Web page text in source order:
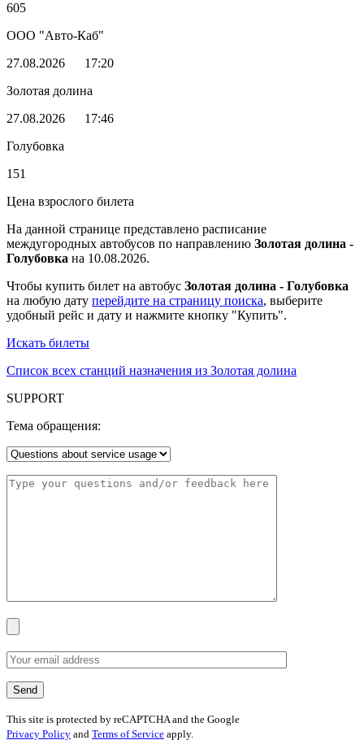
605
ООО "Авто-Каб"
27.08.2026
17:20
Золотая долина
27.08.2026
17:46
Голубовка
151
Цена взрослого билета
На данной странице представлено расписание
междугородных автобусов по направлению Золотая долина -
Голубовка на 10.08.2026.
Чтобы купить билет на автобус Золотая долина - Голубовка
на любую дату перейдите на страницу поиска, выберите
удобный рейс и дату и нажмите кнопку "Купить".
Искать билеты
Список всех станций назначения из Золотая долина
SUPPORT
Тема обращения:
This site is protected by reCAPTCHA and the Google
Privacy Policy and Terms of Service apply.